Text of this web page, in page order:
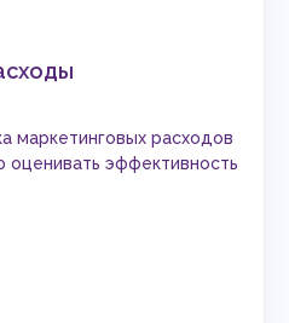
маркетинговых расходов
оценивать эффективность